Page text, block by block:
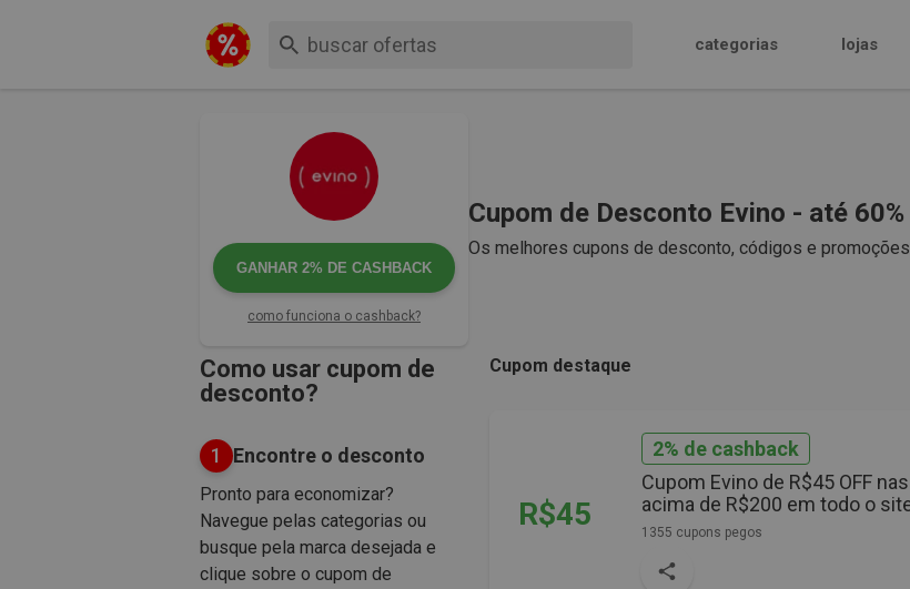
categorias lojas
GANHAR 2% DE CASHBACK
como funciona o cashback?
Cupom de Desconto Evino - até
Os melhores cupons de desconto, códigos e
Como usar cupom de
desconto?
1 Encontre o desconto
Pronto para economizar?
Navegue pelas categorias ou
busque pela marca desejada e
clique sobre o cupom de
Cupom destaque
R$45
2% de cashback
Cupom Evino de R$45 OFF
acima de R$200 em todo o
1355 cupons pegos